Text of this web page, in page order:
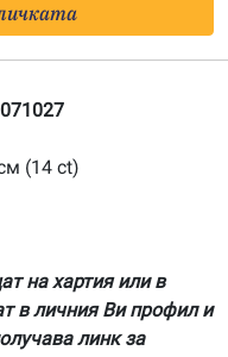
(14 ct)
на хартия или в
в личния Ви профил и
линк за